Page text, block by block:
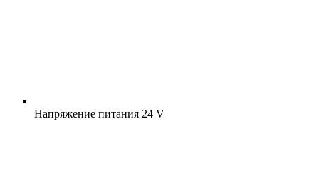
Напряжение питания 24 V